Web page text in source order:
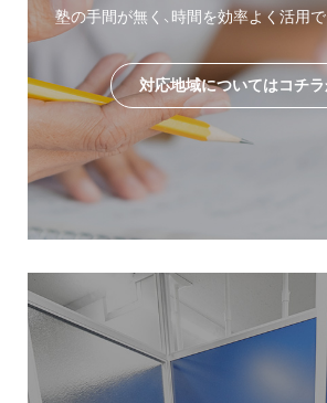
塾の手間が無く、時間を効率よく活用で
対応地域についてはコチ